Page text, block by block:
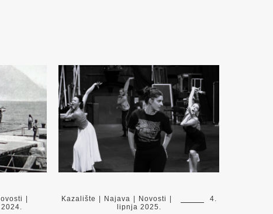
|
Kazalište Najava Novosti
4.
lipnja 2025.